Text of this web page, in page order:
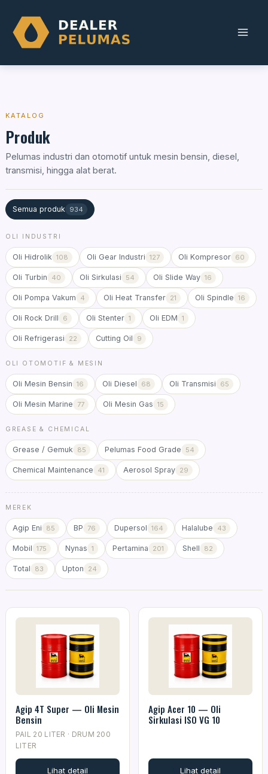
content
KATALOG
Produk
Pelumas industri dan otomotif untuk mesin bensin, diesel,
transmisi, hingga alat berat.
Semua produk 934
OLI INDUSTRI
Oli Hidrolik 108 Oli Gear Industri 127 Oli Kompresor 60
Oli Turbin 40 Oli Sirkulasi 54 Oli Slide Way 16
Oli Pompa Vakum 4 Oli Heat Transfer 21 Oli Spindle 16
Oli Rock Drill 6 Oli Stenter 1 Oli EDM 1
Oli Refrigerasi 22 Cutting Oil 9
OLI OTOMOTIF & MESIN
Oli Mesin Bensin 16 Oli Diesel 68 Oli Transmisi 65
Oli Mesin Marine 77 Oli Mesin Gas 15
GREASE & CHEMICAL
Grease / Gemuk 85 Pelumas Food Grade 54
Chemical Maintenance 41 Aerosol Spray 29
MEREK
Agip Eni 85 BP 76 Dupersol 164 Halalube 43
Mobil 175 Nynas 1 Pertamina 201 Shell 82
Total 83 Upton 24
Agip 4T Super — Oli Mesin
Bensin
PAIL 20 LITER · DRUM 200
LITER
Lihat detail
Agip Acer 10 — Oli
Sirkulasi ISO VG 10
Lihat detail